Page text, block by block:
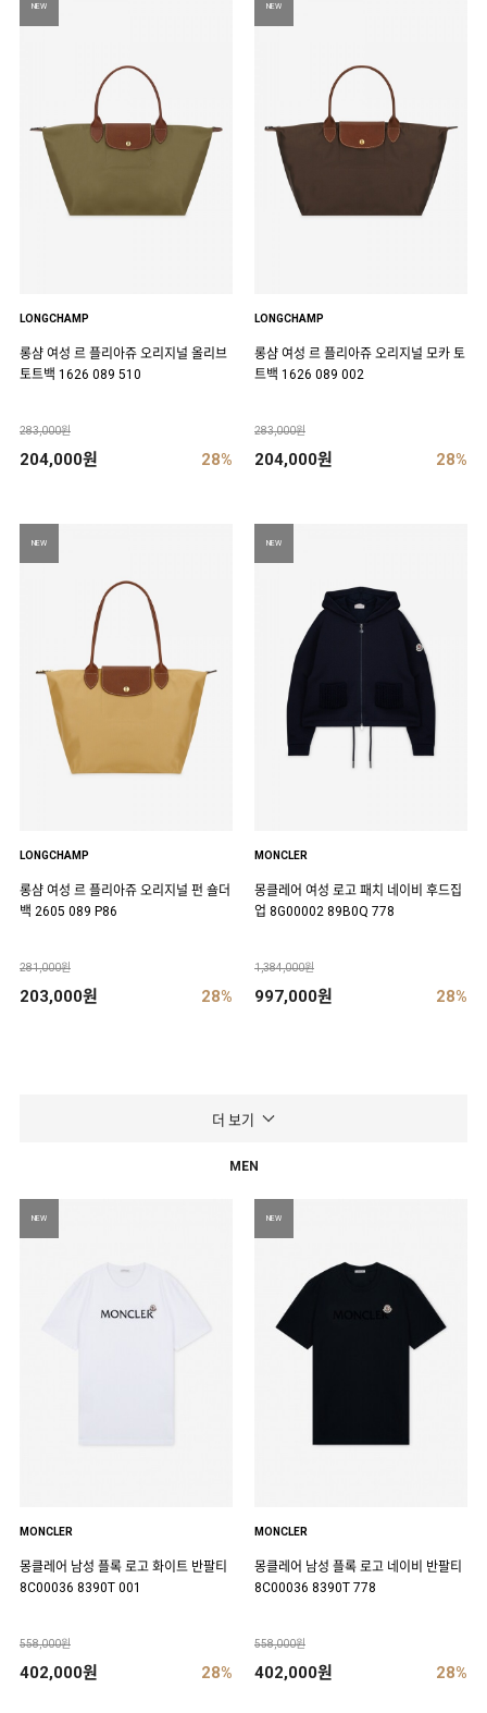
NEW
LONGCHAMP
롱샴 여성 르 플리아쥬 오리지널 올리브
토트백 1626 089 510
283,000원
204,000원 28%
NEW
LONGCHAMP
롱샴 여성 르 플리아쥬 오리지널 모카 토
트백 1626 089 002
283,000원
204,000원 28%
NEW
LONGCHAMP
롱샴 여성 르 플리아쥬 오리지널 펀 숄더
백 2605 089 P86
281,000원
203,000원 28%
NEW
MONCLER
몽클레어 여성 로고 패치 네이비 후드집
업 8G00002 89B0Q 778
1,384,000원
997,000원 28%
더 보기
MEN
NEW
MONCLER
몽클레어 남성 플록 로고 화이트 반팔티
8C00036 8390T 001
558,000원
402,000원 28%
NEW
MONCLER
몽클레어 남성 플록 로고 네이비 반팔티
8C00036 8390T 778
558,000원
402,000원 28%